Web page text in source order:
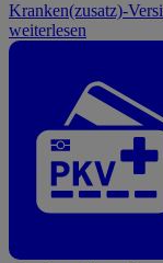
Kranken(zusatz)-
weiterlesen